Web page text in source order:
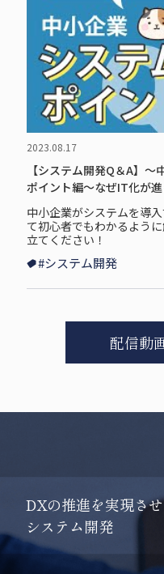
2023.08.17
【システム開発Q＆A】
ポイント編～なぜIT化が進
中小企業がシステムを導
て初心者でもわかるよう
立てください！
#システム開発
配信動
DXの推進を実現させ
シス テ ム開発